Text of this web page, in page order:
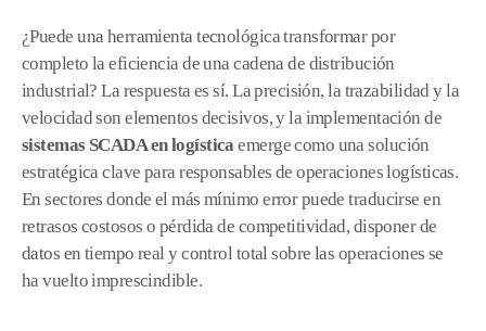
¿Puede una herramienta tecnológica transformar por
completo la eficiencia de una cadena de distribución
industrial? La respuesta es sí. La precisión, la trazabilidad y la
velocidad son elementos decisivos, y la implementación de
sistemas SCADA en logísticaemerge como una solución
estratégica clave para responsables de operaciones logísticas.
En sectores donde el más mínimo error puede traducirse en
retrasos costosos o pérdida de competitividad, disponer de
datos en tiempo real y control total sobre las operaciones se
ha vuelto imprescindible.